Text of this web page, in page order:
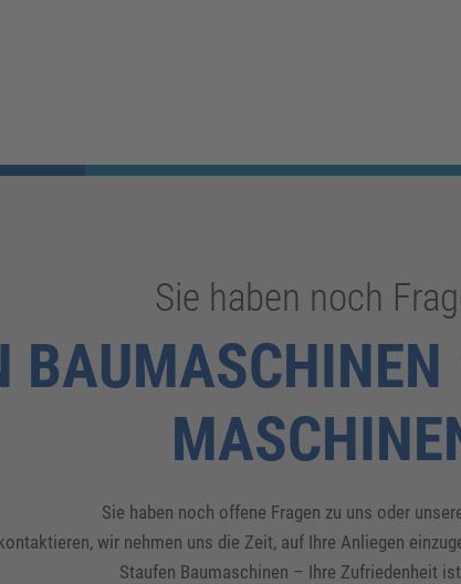
Sie haben noch
Sie haben noch offene Fragen zu uns oder
wir nehmen uns die Zeit, auf Ihre Anliegen
Staufen Baumaschinen – Ihre Zufriedenheit